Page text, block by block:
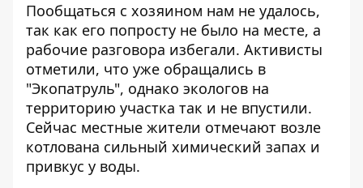
Пообщаться с хозяином нам не удалось,
так как его попросту не было на месте, а
рабочие разговора избегали. Активисты
отметили, что уже обращались в
"Экопатруль", однако экологов на
территорию участка так и не впустили.
Сейчас местные жители отмечают возле
котлована сильный химический запах и
привкус у воды.